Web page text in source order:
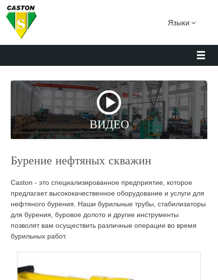
Языки
ВИДЕО
Бурение нефтяных скважин
Caston - это специализированное предприятие, которое
предлагает высококачественное оборудование и услуги для
нефтяного бурения. Наши бурильные трубы, стабилизаторы
для бурения, буровое долото и другие инструменты
позволят вам осуществить различные операции во время
бурильных работ.